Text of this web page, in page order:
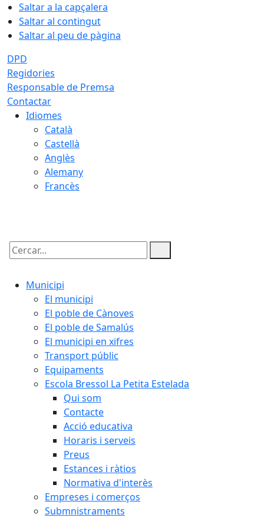
Saltar a la capçalera
Saltar al contingut
Saltar al peu de pàgina
DPD
Regidories
Responsable de Premsa
Contactar
Idiomes
Català
Castellà
Anglès
Alemany
Francès
Cercar:
Municipi
El municipi
El poble de Cànoves
El poble de Samalús
El municipi en xifres
Transport públic
Equipaments
Escola Bressol La Petita Estelada
Qui som
Contacte
Acció educativa
Horaris i serveis
Preus
Estances i ràtios
Normativa d'interès
Empreses i comerços
Submnistraments